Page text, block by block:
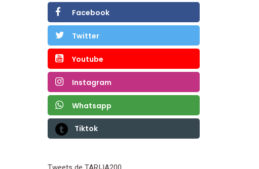
Facebook
Twitter
Youtube
Instagram
Whatsapp
Tiktok